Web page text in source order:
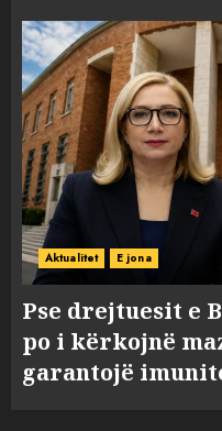
Aktualitet E jona
Pse drejtuesit e
po i kërkojnë
garantojë